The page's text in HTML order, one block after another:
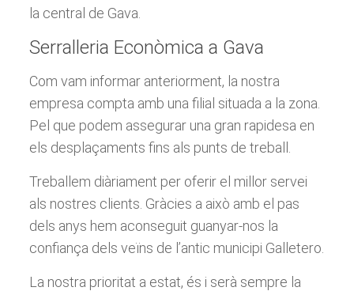
la central de Gava.
Serralleria Econòmica a Gava
Com vam informar anteriorment, la nostra
empresa compta amb una filial situada a la zona.
Pel que podem assegurar una gran rapidesa en
els desplaçaments fins als punts de treball.
Treballem diàriament per oferir el millor servei
als nostres clients. Gràcies a això amb el pas
dels anys hem aconseguit guanyar-nos la
confiança dels veïns de l’antic municipi Galletero.
La nostra prioritat a estat, és i serà sempre la